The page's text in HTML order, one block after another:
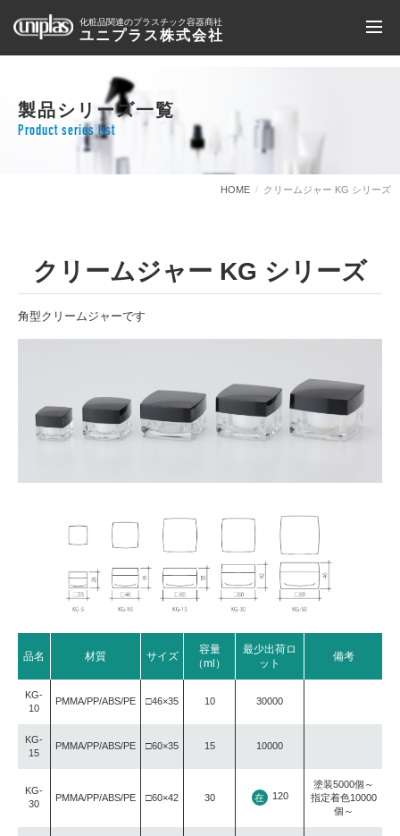
化粧品関連のプラスチック容器商社
ユニプラス株式会社
製品シリーズ一覧
Product series list
HOME クリームジャー KG シリーズ
クリームジャー KG シリーズ
角型クリームジャーです
品名 材質 サイズ
容量
（ml）
最少出荷ロ
ット
備考
KG-
10
PMMA/PP/ABS/PE □46×35 10 30000
KG-
15
PMMA/PP/ABS/PE □60×35 15 10000
KG-
30
PMMA/PP/ABS/PE □60×42 30 在 120
塗装5000個～
指定着色10000
個～